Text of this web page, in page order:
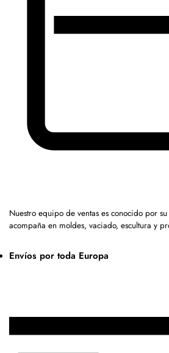
Nuestro equipo de ventas es conocido por
acompaña en moldes, vaciado, escultura y
Envíos por toda Europa